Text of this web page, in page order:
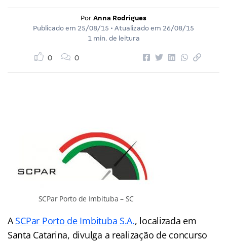
Por Anna Rodrigues
Publicado em 25/08/15 • Atualizado em 26/08/15
1 min. de leitura
0 0
SCPar Porto de Imbituba – SC
ASCPar Porto de Imbituba S.A., localizada em
Santa Catarina, divulga a realização de concurso